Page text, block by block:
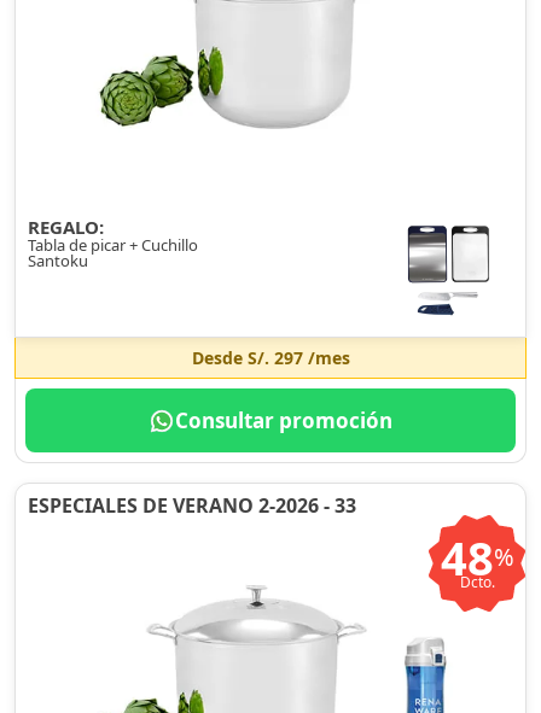
REGALO:
Tabla de picar + Cuchillo
Santoku
Desde S/. 297/mes
Consultar promoción
ESPECIALES DE VERANO 2-2026 - 33
48%
Dcto.